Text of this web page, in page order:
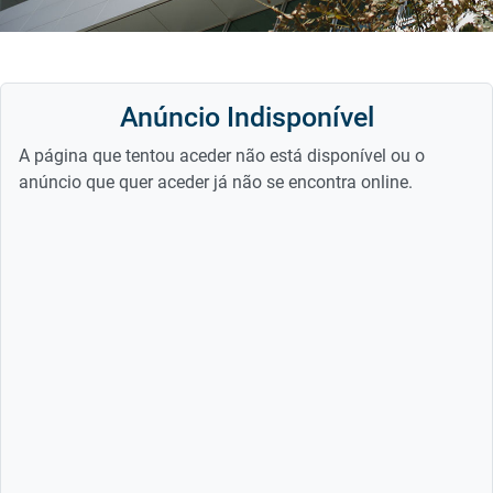
Anúncio Indisponível
A página que tentou aceder não está disponível ou o
anúncio que quer aceder já não se encontra online.